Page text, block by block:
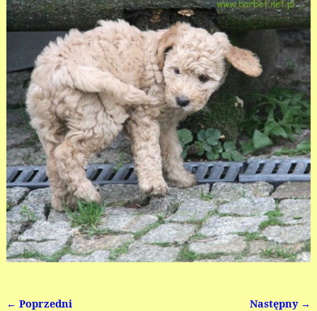
← Poprzedni Następny →